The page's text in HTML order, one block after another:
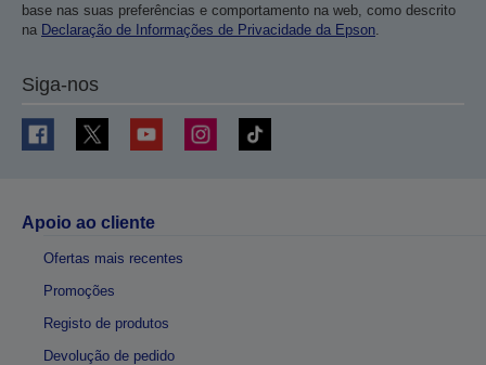
base nas suas preferências e comportamento na web, como descrito
na Declaração de Informações de Privacidade da Epson
Siga-nos
Apoio ao cliente
Ofertas mais recentes
Promoções
Registo de produtos
Devolução de pedido